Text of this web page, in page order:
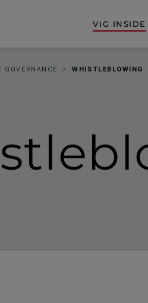
VIG INSIDE
GOVERNANCE WHISTLEBLOWING